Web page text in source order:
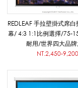
布
REDLEAF 手拉壁掛式席
幕/ 4:3 1:1比例選擇/75-
耐用/世界四大品
NT.2,450-9,200